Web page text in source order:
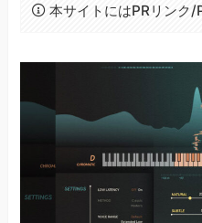
本サイトにはPRリンク/